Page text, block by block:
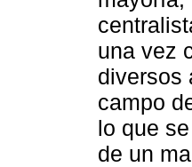
una vez
diversos
campo
lo que
de un